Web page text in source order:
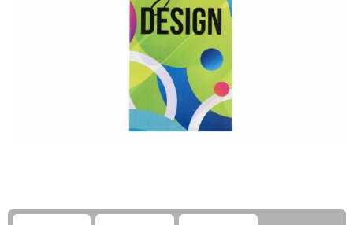
Documententassen
Laptophoezen & -tassen
Reistassen & Trolleys
Wellness Giftsets